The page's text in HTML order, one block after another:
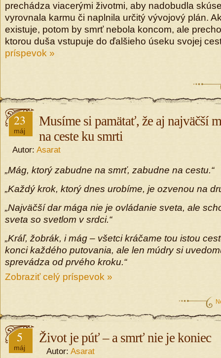
prechádza viacerými životmi, aby nadobudla
vyrovnala karmu či naplnila určitý vývojový plán.
existuje, potom by smrť nebola koncom, ale
ktorou duša vstupuje do ďalšieho úseku svojej
príspevok »
23
máj
Musíme si pamätať, že aj najväčší
na ceste ku smrti
Autor: Asarat
„Mág, ktorý zabudne na smrť, zabudne na cestu.“
„Každý krok, ktorý dnes urobíme, je ozvenou na
„Najväčší dar mága nie je ovládanie sveta, ale
sveta so svetlom v srdci.“
„Kráľ, žobrák, i mág – všetci kráčame tou istou
konci každého putovania, ale len múdry si
sprevádza od prvého kroku.“
Zobraziť celý príspevok »
5
máj
Život je púť – a smrť nie je koniec
Autor: Asarat